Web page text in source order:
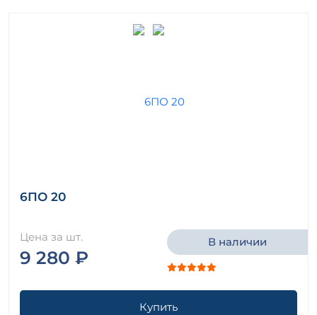
6ПО 20
Цена за шт.
9 280 ₽
В наличии
Купить